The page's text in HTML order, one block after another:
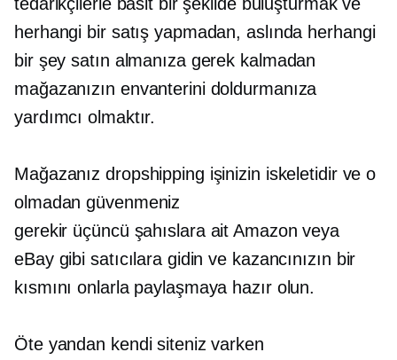
herhangi bir satış yapmadan, aslında herhangi
bir şey satın almanıza gerek kalmadan
mağazanızın envanterini doldurmanıza
yardımcı olmaktır.
Mağazanız dropshipping işinizin iskeletidir ve o
olmadan güvenmeniz
gerekir üçüncü şahıslara ait Amazon veya
eBay gibi satıcılara gidin ve kazancınızın bir
kısmını onlarla paylaşmaya hazır olun.
Öte yandan kendi siteniz varken